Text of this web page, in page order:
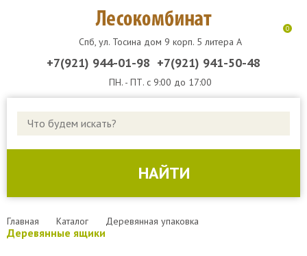
Спб, ул. Тосина дом 9 корп. 5 литера А
+7(921) 944-01-98 +7(921) 941-50-48
ПН. - ПТ. с 9:00 до 17:00
0
КАТАЛОГ ТОВАРОВ
ДОСКА СТРОИТЕЛЬНАЯ
НАЙТИ
Главная Каталог Деревянная упаковка
Деревянные ящики